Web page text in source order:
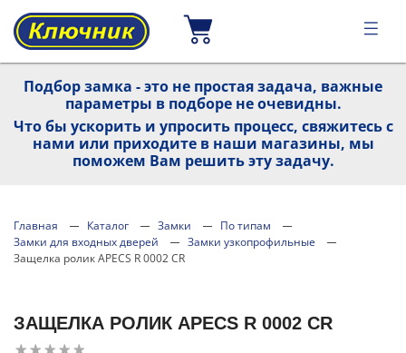
Подбор замка - это не простая задача, важные
параметры в подборе не очевидны.
Что бы ускорить и упросить процесс, свяжитесь с
нами или приходите в наши магазины, мы
поможем Вам решить эту задачу.
Главная Каталог Замки
По типам
Замки для входных дверей
Замки узкопрофильные
Защелка ролик APECS R 0002 CR
ЗАЩЕЛКА РОЛИК APECS R 0002 CR